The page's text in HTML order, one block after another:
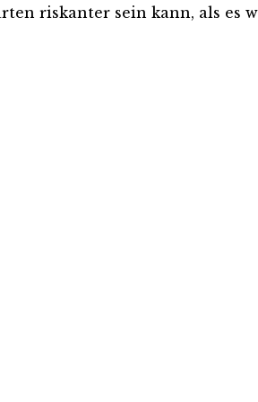
riskanter sein kann, als es